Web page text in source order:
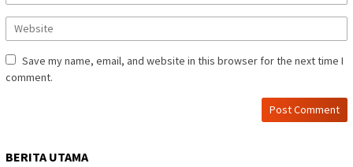
Save my name, email, and website in this browser for the next time I
comment.
BERITA UTAMA